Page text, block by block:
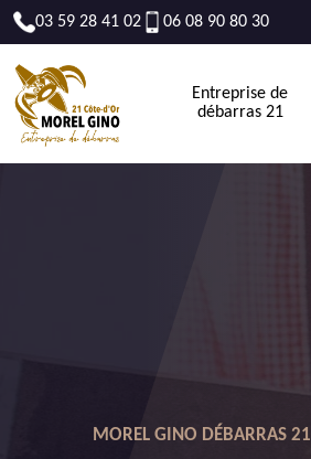
03 59 28 41 02 06 08 90 80 30
Entreprise de
débarras 21
MOREL GINO DÉBARRAS 21